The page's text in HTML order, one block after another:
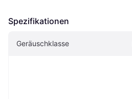
Spezifikationen
Geräuschklasse